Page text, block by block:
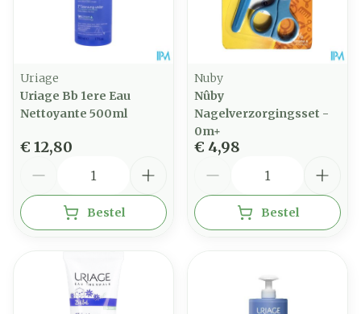
Uriage
Uriage Bb 1ere Eau
Nettoyante 500ml
€ 12,80
Bestel
Nuby
Nûby
Nagelverzorgingsset -
0m+
€ 4,98
Bestel